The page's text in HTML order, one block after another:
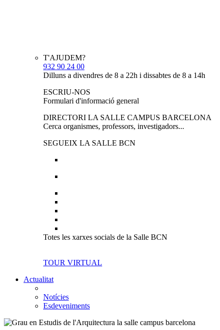
T'AJUDEM?
932 90 24 00
Dilluns a divendres de 8 a 22h i dissabtes de 8 a 14h
ESCRIU-NOS
Formulari d'informació general
DIRECTORI LA SALLE CAMPUS BARCELONA
Cerca organismes, professors, investigadors...
SEGUEIX LA SALLE BCN
Totes les xarxes socials de la Salle BCN
TOUR VIRTUAL
Actualitat
Notícies
Esdeveniments